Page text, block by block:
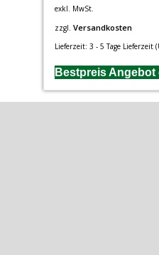
exkl. MwSt.
zzgl. Versandkosten
Lieferzeit: 3 - 5 Tage Lieferzeit
Bestpreis Angebot